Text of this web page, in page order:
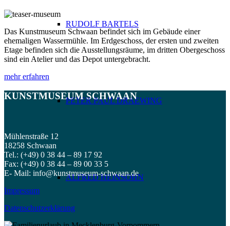
RUDOLF BARTELS
PETER PAUL DRAEWING
ALFRED HEINSOHN
Das Kunstmuseum Schwaan befindet sich im Gebäude einer
ehemaligen Wassermühle. Im Erdgeschoss, der ersten und zweiten
Etage befinden sich die Ausstellungsräume, im dritten Obergeschoss
sind ein Atelier und das Depot untergebracht.
mehr erfahren
KUNSTMUSEUM SCHWAAN
Mühlenstraße 12
18258 Schwaan
Tel.: (+49) 0 38 44 – 89 17 92
Fax: (+49) 0 38 44 – 89 00 33 5
E- Mail: info@kunstmuseum-schwaan.de
Impressum
Datenschutzerklärung